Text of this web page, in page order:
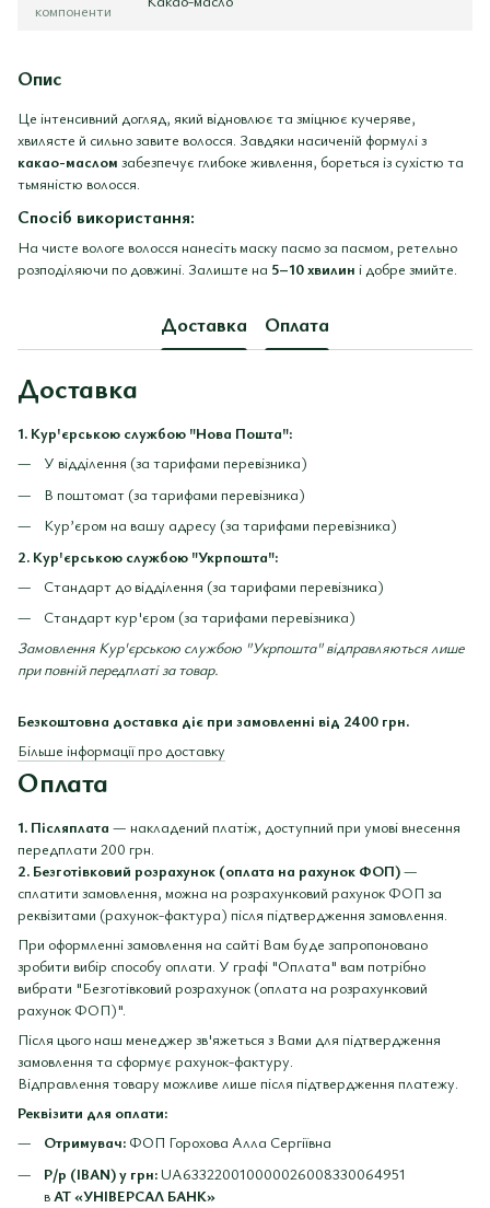
компоненти
Опис
Це інтенсивний догляд, який відновлює та зміцнює кучеряве,
хвилясте й сильно завите волосся. Завдяки насиченій формулі з
какао-маслом забезпечує глибоке живлення, бореться із сухістю та
тьмяністю волосся.
Спосіб використання:
На чисте вологе волосся нанесіть маску пасмо за пасмом, ретельно
розподіляючи по довжині. Залиште на 5–10 хвилин і добре змийте.
Доставка Оплата
Доставка
1. Кур'єрською службою "Нова Пошта":
У відділення (за тарифами перевізника)
В поштомат (за тарифами перевізника)
Кур’єром на вашу адресу (за тарифами перевізника)
2. Кур'єрською службою "Укрпошта":
Стандарт до відділення (за тарифами перевізника)
Стандарт кур'єром (за тарифами перевізника)
Замовлення Кур'єрською службою "Укрпошта" відправляються лише
при повній передплаті за товар.
Безкоштовна доставка діє при замовленні від 2400 грн.
Більше інформації про доставку
Оплата
1. Післяплата — накладений платіж, доступний при умові внесення
передплати 200 грн.
2. Безготівковий розрахунок (оплата на рахунок ФОП)—
сплатити замовлення, можна на розрахунковий рахунок ФОП за
реквізитами (рахунок-фактура) після підтвердження замовлення.
При оформленні замовлення на сайті Вам буде запропоновано
зробити вибір способу оплати. У графі "Оплата" вам потрібно
вибрати "Безготівковий розрахунок (оплата на розрахунковий
рахунок ФОП)".
Після цього наш менеджер зв'яжеться з Вами для підтвердження
замовлення та сформує рахунок-фактуру.
Відправлення товару можливе лише після підтвердження платежу.
Реквізити для оплати:
Отримувач: ФОП Горохова Алла Сергіївна
Р/р (IBAN) у грн: UA633220010000026008330064951
в АТ «УНІВЕРСАЛ БАНК»